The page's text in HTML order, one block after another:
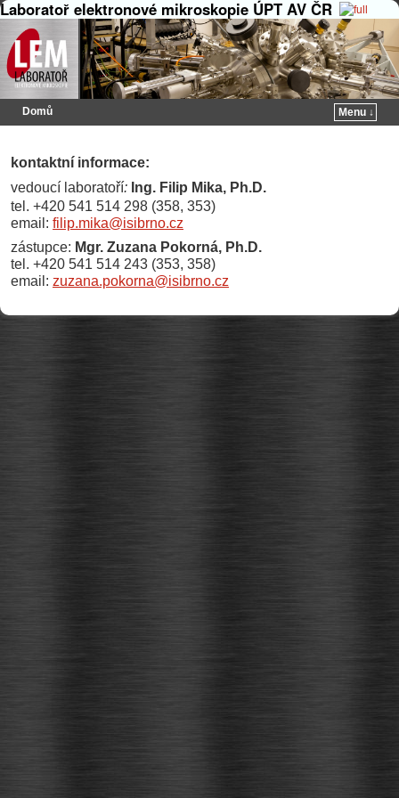
Laboratoř elektronové mikroskopie ÚPT AV ČR
Domů
Menu ↓
kontaktní informace:
vedoucí laboratoří: Ing. Filip Mika, Ph.D.
tel. +420 541 514 298 (358, 353)
email: filip.mika@isibrno.cz
zástupce: Mgr. Zuzana Pokorná, Ph.D.
tel. +420 541 514 243 (353, 358)
email: zuzana.pokorna@isibrno.cz